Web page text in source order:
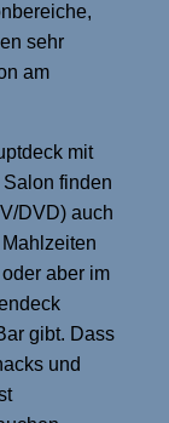
sehr
am
mit
finden
DVD) auch
aber im
gibt. Dass
und